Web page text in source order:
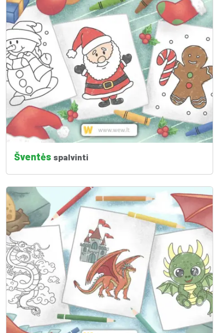
Šventės spalvinti